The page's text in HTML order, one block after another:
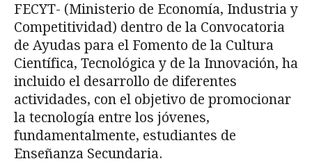
FECYT- (Ministerio de Economía, Industria y
Competitividad) dentro de la Convocatoria
de Ayudas para el Fomento de la Cultura
Científica, Tecnológica y de la Innovación, ha
incluido el desarrollo de diferentes
actividades, con el objetivo de promocionar
la tecnología entre los jóvenes,
fundamentalmente, estudiantes de
Enseñanza Secundaria.